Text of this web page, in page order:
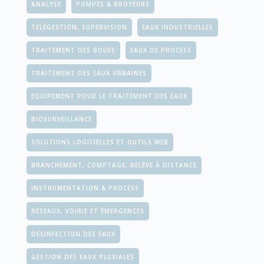
Schéma de traitement
Un premier schéma simplifié de la STEP (figure 1) montre
l'importante compacité de la station et un autre (figure 2)
détaille les différents procédés utilisés.
[Photo : Vue de dessus de la station de Sallek Valley.]
[Photo : Schéma de traitement détaillé de la station
d’épuration de Sallek Valley.]
Un traitement complet des boues a également lieu pour la
ANALYSE POMPES & BROYEURS
TÉLÉGESTION, SUPERVISION EAUX INDUSTRIELLES
TRAITEMENT DES BOUES EAUX DE PROCESS
TRAITEMENT DES EAUX URBAINES
EQUIPEMENT POUR LE TRAITEMENT DES EAUX
BIOSURVEILLANCE
SOLUTIONS LOGICIELLES ET OUTILS WEB
BRANCHEMENT, COMPTAGE, RELÈVE À DISTANCE
INSTRUMENTATION & PROCESS
RÉSEAUX, VOIRIE ET ÉMERGENCES
DÉSINFECTION DES EAUX
GESTION DES EAUX PLUVIALES